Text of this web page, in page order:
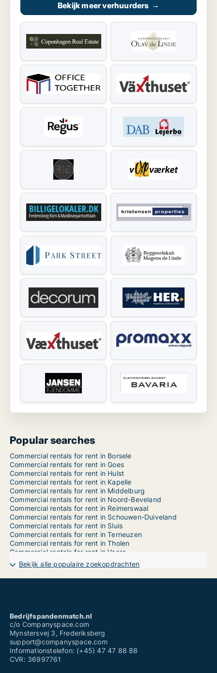
Bekijk meer verhuurders →
Popular searches
Commercial rentals for rent in Borsele
Commercial rentals for rent in Goes
Commercial rentals for rent in Hulst
Commercial rentals for rent in Kapelle
Commercial rentals for rent in Middelburg
Commercial rentals for rent in Noord-Beveland
Commercial rentals for rent in Reimerswaal
Commercial rentals for rent in Schouwen-Duiveland
Commercial rentals for rent in Sluis
Commercial rentals for rent in Terneuzen
Commercial rentals for rent in Tholen
Commercial rentals for rent in Veere
Commercial rentals for rent in Vlissingen
Commercial property for sale for sale in Borsele
Commercial property for sale for sale in Goes
Commercial property for sale for sale in Noord-Beveland
Commercial property for sale for sale in Reimerswaal
Commercial property for sale for sale in Sluis
Commercial property for sale for sale in Terneuzen
Commercial property for sale for sale in Tholen
Bekijk alle populaire zoekopdrachten
Bedrijfspandenmatch.nl
c/o Companyspace.com
Mynstersvej 3, Frederiksberg
support@companyspace.com
Informationstelefon: (+45) 47 47 88 88
CVR: 36997761